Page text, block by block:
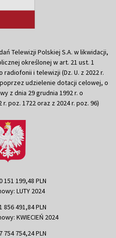
Telewizji Polskiej S.A. w likwidacji,
określonej w art. 21 ust. 1
radiofonii i telewizji (Dz. U. z 2022 r.
udzielenie dotacji celowej, o
z dnia 29 grudnia 1992 r. o
poz. 1722 oraz z 2024 r. poz. 96)
199,48 PLN
LUTY 2024
491,84 PLN
KWIECIEŃ 2024
754,24 PLN